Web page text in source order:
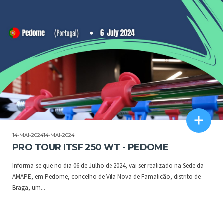
14-MAI-202414-MAI-2024
PRO TOUR ITSF 250 WT - PEDOME
Informa-se que no dia 06 de Julho de 2024, vai ser realizado na Sede da
AMAPE, em Pedome, concelho de Vila Nova de Famalicão, distrito de
Braga, um...